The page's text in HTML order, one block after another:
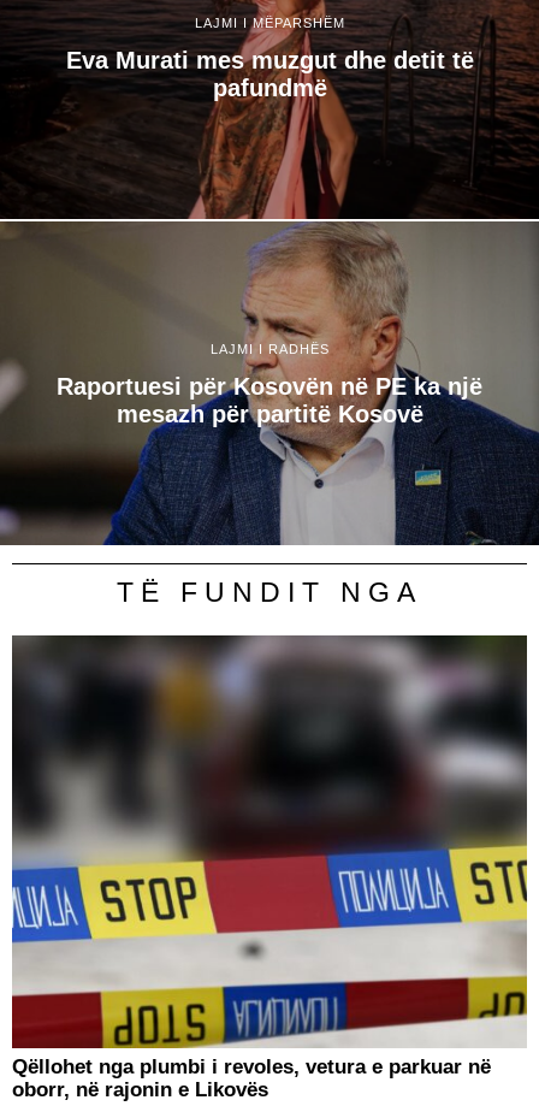
LAJMI I MËPARSHËM
Eva Murati mes muzgut dhe detit të
pafundmë
LAJMI I RADHËS
​Raportuesi për Kosovën në PE ka një
mesazh për partitë Kosovë
TË FUNDIT NGA
Qëllohet nga plumbi i revoles, vetura e parkuar në
oborr, në rajonin e Likovës